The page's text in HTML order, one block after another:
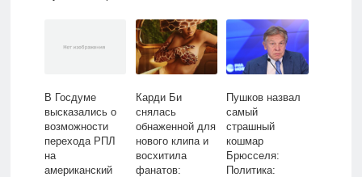
В Госдуме
высказались о
возможности
перехода РПЛ
на
американский
Карди Би
снялась
обнаженной для
нового клипа и
восхитила
фанатов:
Пушков назвал
самый
страшный
кошмар
Брюсселя:
Политика: